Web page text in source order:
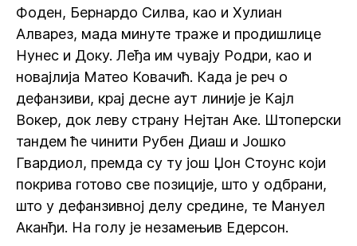
Фоден, Бернардо Силва, као и Хулиан
Алварез, мада минуте траже и продишлице
Нунес и Доку. Леђа им чувају Родри, као и
новајлија Матео Ковачић. Када је реч о
дефанзиви, крај десне аут линије је Кајл
Вокер, док леву страну Нејтан Аке. Штоперски
тандем ће чинити Рубен Диаш и Јошко
Гвардиол, премда су ту још Џон Стоунс који
покрива готово све позиције, што у одбрани,
што у дефанзивној делу средине, те Мануел
Аканђи. На голу је незамењив Едерсон.